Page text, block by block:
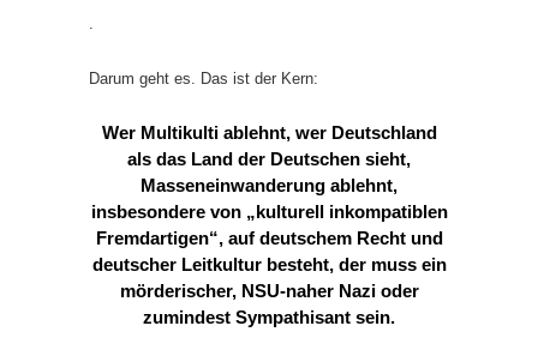
.
Darum geht es. Das ist der Kern:
Wer Multikulti ablehnt, wer Deutschland
als das Land der Deutschen sieht,
Masseneinwanderung ablehnt,
insbesondere von „kulturell inkompatiblen
Fremdartigen“, auf deutschem Recht und
deutscher Leitkultur besteht, der mussein
mörderischer, NSU-naher Nazi oder
zumindest Sympathisant sein.